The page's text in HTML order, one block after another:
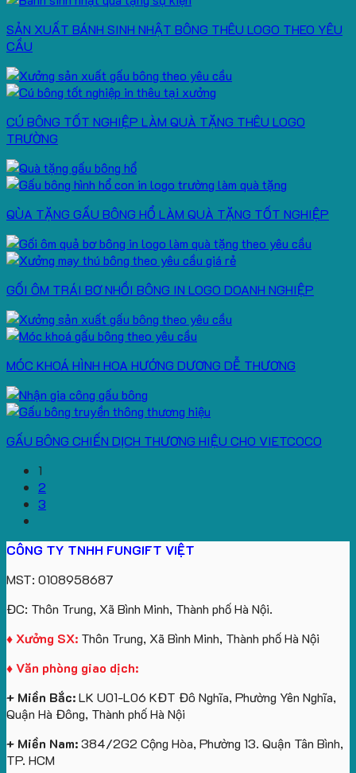
SẢN XUẤT BÁNH SINH NHẬT BÔNG THÊU LOGO THEO YÊU
CẦU
CÚ BÔNG TỐT NGHIỆP LÀM QUÀ TẶNG THÊU LOGO
TRƯỜNG
QÙA TẶNG GẤU BÔNG HỔ LÀM QUÀ TẶNG TỐT NGHIỆP
GỐI ÔM TRÁI BƠ NHỒI BÔNG IN LOGO DOANH NGHIỆP
MÓC KHOÁ HÌNH HOA HƯỚNG DƯƠNG DỄ THƯƠNG
GẤU BÔNG CHIẾN DỊCH THƯƠNG HIỆU CHO VIETCOCO
1
2
3
CÔNG TY TNHH FUNGIFT VIỆT
MST: 0108958687
ĐC: Thôn Trung, Xã Bình Minh, Thành phố Hà Nội.
♦ Xưởng SX: Thôn Trung, Xã Bình Minh, Thành phố Hà Nội
♦ Văn phòng giao dịch:
+ Miền Bắc:LK U01-L06 KĐT Đô Nghĩa, Phường Yên Nghĩa,
Quận Hà Đông, Thành phố Hà Nội
+ Miền Nam:384/2G2 Cộng Hòa, Phường 13. Quận Tân Bình,
TP. HCM